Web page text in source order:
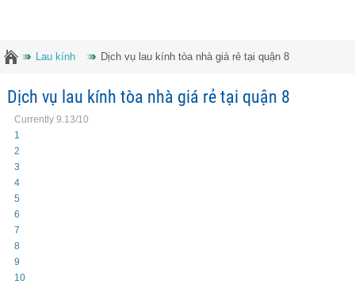
Lau kính Dịch vụ lau kính tòa nhà giá rẻ tại quận 8
Dịch vụ lau kính tòa nhà giá rẻ tại quận 8
Currently 9.13/10
1
2
3
4
5
6
7
8
9
10